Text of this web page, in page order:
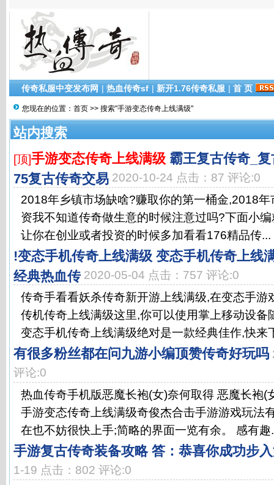
传奇私服中变发布网 | 热血传奇sf | 新开1.76传奇私服 | 首 页
您现在的位置： 首页 >> 搜索"手游变态传奇上线满级"
站内搜索
[顶]手游变态传奇上线满级 霸王复古传奇_
75复古传奇交易 2020-10-24 点击：87 评论:0
2018年乡镇市场缺啥?赚取你的第一桶金,2018
资我不知道传奇做生意的时候注意过吗?下面小
让你在创业或者投资的时候多加看看176精品传...
!变态手机传奇上线满级 变态手机传奇上线
经典热血传 2020-05-04 点击：757 评论:0
传奇手看看妖杀传奇新开游上线满级,在变态手游
传机传奇上线满级这里,你可以使用掌上移动设备
变态手机传奇上线满级绝对是一款经典佳作,快来
有很多粉丝都在问九游小编顶赞传奇好玩吗
评论:0
热血传奇手机版恶魔长袍(女)奈何取得 恶魔长袍(
手游变态传奇上线满级奇俊杰合击手游游戏玩法
在也不妨很快上手;简略的界面一览有余。 感有趣
手游复古传奇装备攻略 答：恭喜你成功步
1-19 点击：802 评论:0